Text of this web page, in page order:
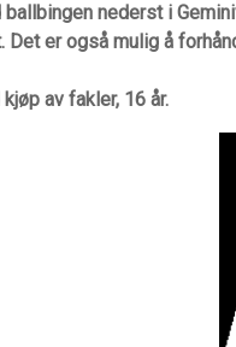
nederst i
Det er også mulig å
av fakler, 16 år.